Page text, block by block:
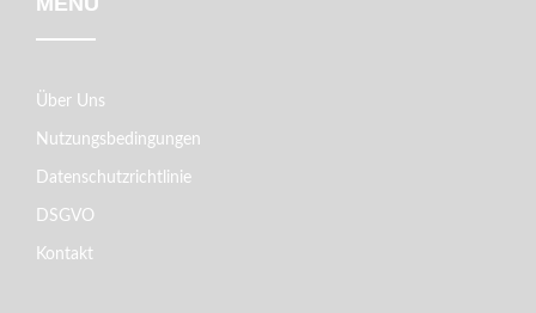
Über Uns
Nutzungsbedingungen
Datenschutzrichtlinie
DSGVO
Kontakt